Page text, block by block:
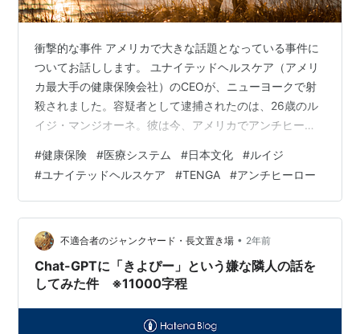
衝撃的な事件 アメリカで大きな話題となっている事件に
ついてお話しします。 ユナイテッドヘルスケア（アメリ
カ最大手の健康保険会社）のCEOが、ニューヨークで射
殺されました。容疑者として逮捕されたのは、26歳のル
イジ・マンジオーネ。彼は今、アメリカでアンチヒーロ
ルイジ・マンジオーネとは？ 彼の経歴は、エリートその
ものでした：- メリーランド州の裕福な家庭出身- 名門私
立学校の首席卒業生- アイビーリーグ大学卒業- コンピュ
ーターサイエンス分野で活躍する20代の若者 事件の背景
逮捕時、彼が所持していたメモには、アメリカの医療保
険システムへの強い批…
#健康保険 #医療システム #日本文化 #ルイジ
#ユナイテッドヘルスケア #TENGA #アンチヒーロー
不適合者のジャンクヤード・長文置き場 • 2年前
Chat-GPTに「きよぴー」という嫌な隣人の話を
してみた件 ※11000字程